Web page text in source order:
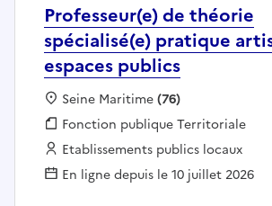
Professeur(e) de théorie
spécialisé(e) pratique
espaces publics
Localisation :
Seine Maritime(76)
Fonction publique :
Fonction publique Territoriale
Employeur :
Etablissements publics locaux
En ligne depuis le 10 juillet 2026